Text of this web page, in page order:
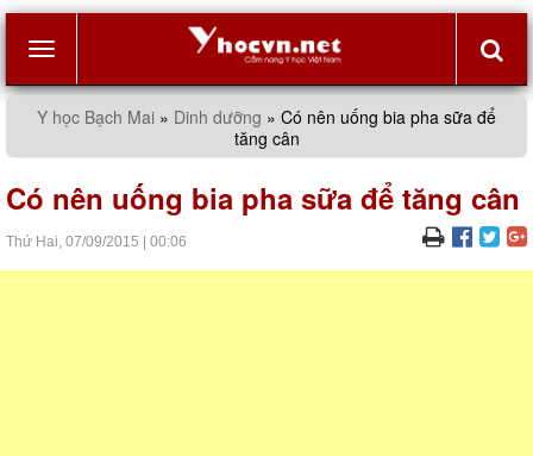
Y học Bạch Mai » Dinh dưỡng » Có nên uống bia pha sữa để
tăng cân
Có nên uống bia pha sữa để tăng cân
Thứ Hai, 07/09/2015 00:06